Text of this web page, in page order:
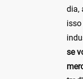
dia,
se